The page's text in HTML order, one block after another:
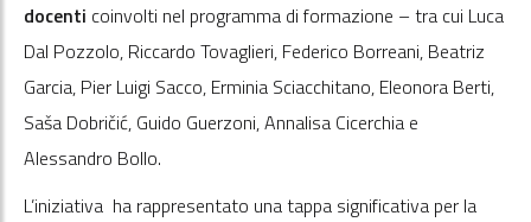
docenti coinvolti nel programma di formazione – tra cui Luca
Dal Pozzolo, Riccardo Tovaglieri, Federico Borreani, Beatriz
Garcia, Pier Luigi Sacco, Erminia Sciacchitano, Eleonora Berti,
Saša Dobričić, Guido Guerzoni, Annalisa Cicerchia e
Alessandro Bollo.
L’iniziativa ha rappresentato una tappa significativa per la